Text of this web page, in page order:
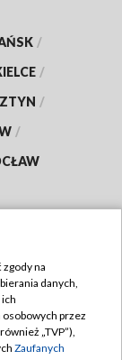
/
/
/
/
na
danych,
przez
„TVP”),
Zaufanych